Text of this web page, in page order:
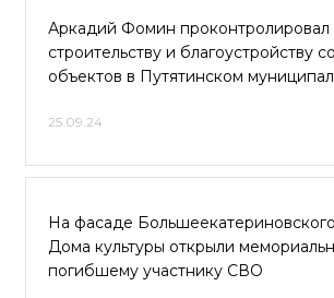
Аркадий Фомин проконтролировал
строительству и благоустройству
объектов в Путятинском
25.09.24
На фасаде
Дома культуры открыли
погибшему участнику СВО